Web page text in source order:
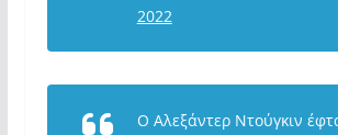
2022
Ο Αλεξάντερ Ντούγκιν